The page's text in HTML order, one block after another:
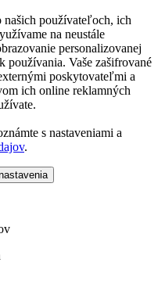
našich používateľoch, ich
na neustále
personalizovanej
používania. Vaše zašifrované
poskytovateľmi a
ich online reklamných
s nastaveniami a
.